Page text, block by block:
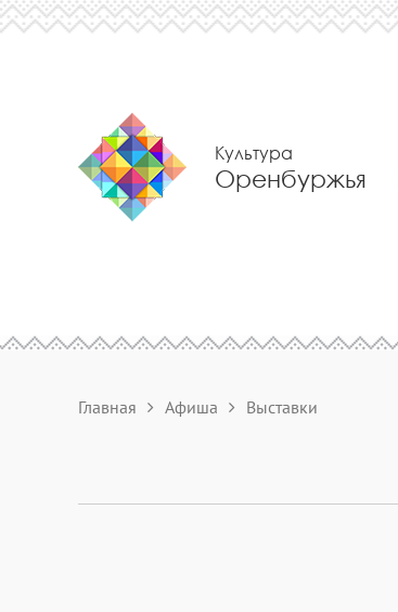
Культура
Оренбуржья
Главная Афиша Выставки